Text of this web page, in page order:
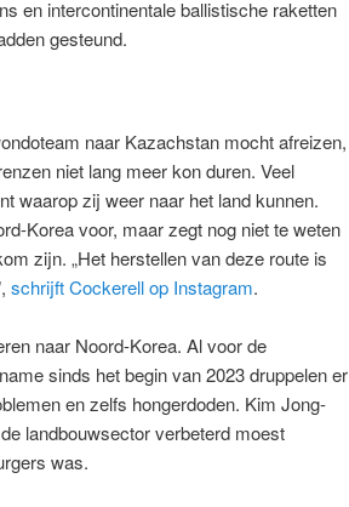
en intercontinentale ballistische raketten
gesteund.
naar Kazachstan mocht afreizen,
niet lang meer kon duren. Veel
waarop zij weer naar het land kunnen.
Korea voor, maar zegt nog niet te weten
zijn. „Het herstellen van deze route is
schrijft Cockerell op Instagram.
naar Noord-Korea. Al voor de
sinds het begin van 2023 druppelen er
en zelfs hongerdoden. Kim Jong-
landbouwsector verbeterd moest
was.